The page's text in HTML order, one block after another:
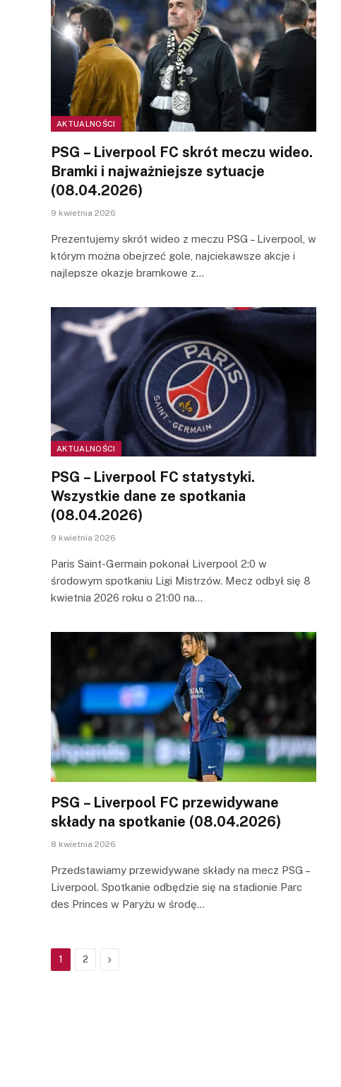
AKTUALNOŚCI
PSG – Liverpool FC skrót meczu wideo.
Bramki i najważniejsze sytuacje
(08.04.2026)
9 kwietnia 2026
Prezentujemy skrót wideo z meczu PSG – Liverpool, w
którym można obejrzeć gole, najciekawsze akcje i
najlepsze okazje bramkowe z…
AKTUALNOŚCI
PSG – Liverpool FC statystyki.
Wszystkie dane ze spotkania
(08.04.2026)
9 kwietnia 2026
Paris Saint-Germain pokonał Liverpool 2:0 w
środowym spotkaniu Ligi Mistrzów. Mecz odbył się 8
kwietnia 2026 roku o 21:00 na…
PSG – Liverpool FC przewidywane
składy na spotkanie (08.04.2026)
8 kwietnia 2026
Przedstawiamy przewidywane składy na mecz PSG –
Liverpool. Spotkanie odbędzie się na stadionie Parc
des Princes w Paryżu w środę…
1 2 Next